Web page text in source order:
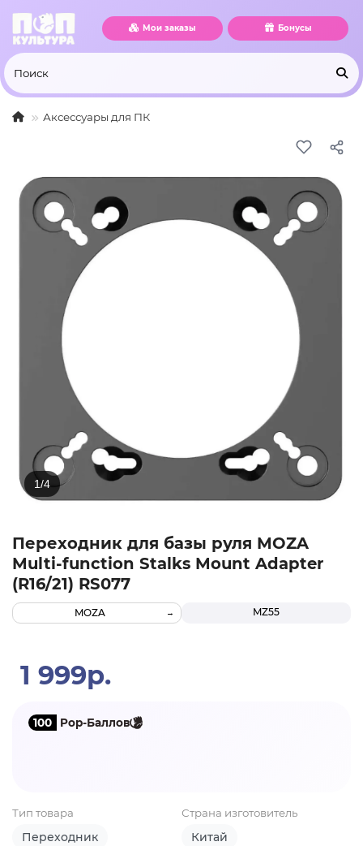
Мои заказы Бонусы
Аксессуары для ПК
Переходник для базы руля MOZA
Multi-function Stalks Mount Adapter
(R16/21) RS077
MZ55
MOZA
1 999р.
100 Pop-Баллов
Тип товара
Переходник
Страна изготовитель
Китай